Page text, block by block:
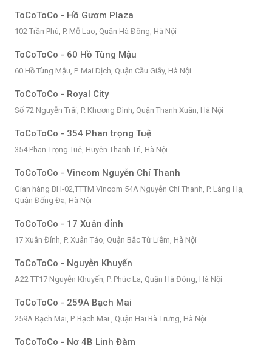
ToCoToCo - Hồ Gươm Plaza
102 Trần Phú, P. Mỗ Lao, Quận Hà Đông, Hà Nội
ToCoToCo - 60 Hồ Tùng Mậu
60 Hồ Tùng Mậu, P. Mai Dịch, Quận Cầu Giấy, Hà Nội
ToCoToCo - Royal City
Số 72 Nguyễn Trãi, P. Khương Đình, Quận Thanh Xuân, Hà Nội
ToCoToCo - 354 Phan trọng Tuệ
354 Phan Trọng Tuệ, Huyện Thanh Trì, Hà Nội
ToCoToCo - Vincom Nguyễn Chí Thanh
Gian hàng BH-02,TTTM Vincom 54A Nguyễn Chí Thanh, P. Láng Hạ,
Quận Đống Đa, Hà Nội
ToCoToCo - 17 Xuân đỉnh
17 Xuân Đỉnh, P. Xuân Tảo, Quận Bắc Từ Liêm, Hà Nội
ToCoToCo - Nguyễn Khuyến
A22 TT17 Nguyễn Khuyến, P. Phúc La, Quận Hà Đông, Hà Nội
ToCoToCo - 259A Bạch Mai
259A Bạch Mai, P. Bạch Mai , Quận Hai Bà Trưng, Hà Nội
ToCoToCo - Nơ 4B Linh Đàm